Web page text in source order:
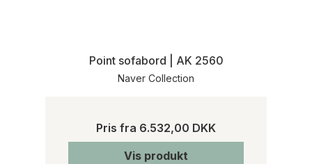
Point sofabord | AK 2560
Naver Collection
Pris fra 6.532,00 DKK
Vis produkt